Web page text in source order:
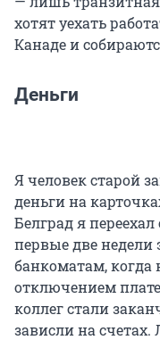
хотят уехать
Канаде и
Деньги
Я человек старой
деньги на
Белград я
первые две недели
банкоматам, когда
отключением
коллег стали
зависли на счетах.